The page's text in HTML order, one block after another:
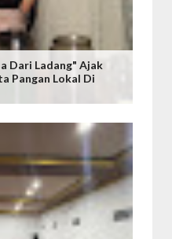
Dari Ladang" Ajak
Pangan Lokal Di